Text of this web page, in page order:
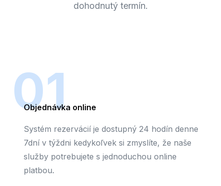
dohodnutý termín.
01
Objednávka online
Systém rezervácií je dostupný 24 hodín denne
7dní v týždni kedykoľvek si zmyslíte, že naše
služby potrebujete s jednoduchou online
platbou.